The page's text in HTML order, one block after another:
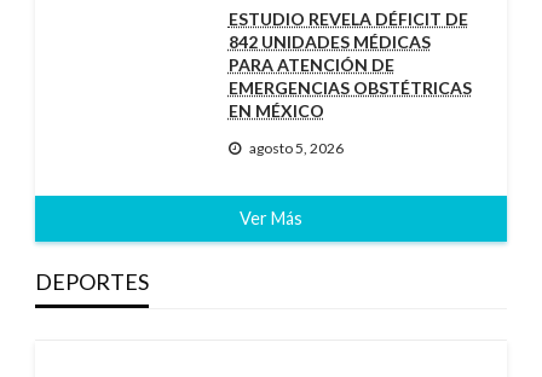
ESTUDIO REVELA DÉFICIT DE
842 UNIDADES MÉDICAS
PARA ATENCIÓN DE
EMERGENCIAS OBSTÉTRICAS
EN MÉXICO
agosto 5, 2026
Ver Más
DEPORTES